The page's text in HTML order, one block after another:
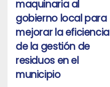
entradas
maquinaria al
gobierno local para
mejorar la eficiencia
de la gestión de
residuos en el
municipio